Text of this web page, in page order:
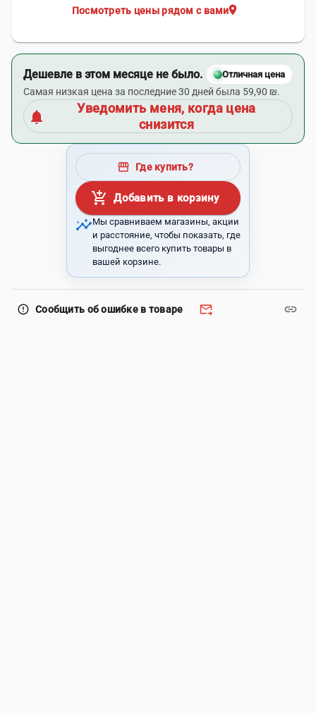
location_on
Посмотреть цены рядом с вами
Дешевле в этом месяце не было. Отличная цена
Самая низкая цена за последние 30 дней была 59,90 ₪.
notifications
Уведомить меня, когда цена
снизится
storefront Где купить?
add_shopping_cart Добавить в корзину
insightsМы сравниваем магазины, акции
и расстояние, чтобы показать, где
выгоднее всего купить товары в
вашей корзине.
error_outline Сообщить об ошибке в товаре forward_to_inbox link